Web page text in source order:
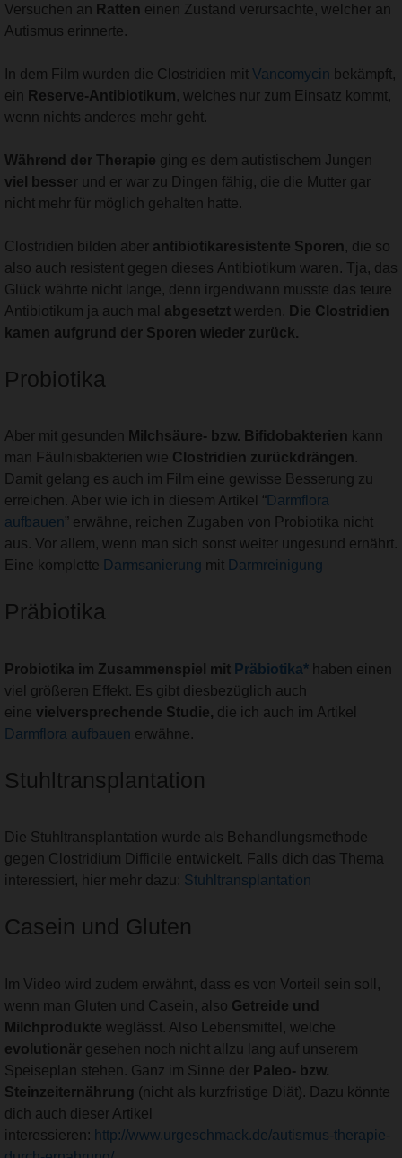
Versuchen an Ratten einen Zustand verursachte, welcher an
Autismus erinnerte.
In dem Film wurden die Clostridien mit Vancomycin bekämpft,
ein Reserve-Antibiotikum, welches nur zum Einsatz kommt,
wenn nichts anderes mehr geht.
Während der Therapie ging es dem autistischem Jungen
viel besser und er war zu Dingen fähig, die die Mutter gar
nicht mehr für möglich gehalten hatte.
Clostridien bilden aber antibiotikaresistente Sporen , die so
also auch resistent gegen dieses Antibiotikum waren. Tja, das
Glück währte nicht lange, denn irgendwann musste das teure
Antibiotikum ja auch mal abgesetzt werden. Die Clostridien
kamen aufgrund der Sporen wieder zurück.
Probiotika
Aber mit gesunden Milchsäure- bzw. Bifidobakterien kann
man Fäulnisbakterien wie Clostridien zurückdrängen .
Damit gelang es auch im Film eine gewisse Besserung zu
erreichen. Aber wie ich in diesem Artikel “ Darmflora
aufbauen” erwähne, reichen Zugaben von Probiotika nicht
aus. Vor allem, wenn man sich sonst weiter ungesund ernährt.
Eine komplette Darmsanierung mit Darmreinigung
Präbiotika
Probiotika im Zusammenspiel mit Präbiotika* haben einen
viel größeren Effekt. Es gibt diesbezüglich auch
eine vielversprechende Studie, die ich auch im Artikel
Darmflora aufbauen erwähne.
Stuhltransplantation
Die Stuhltransplantation wurde als Behandlungsmethode
gegen Clostridium Difficile entwickelt. Falls dich das Thema
interessiert, hier mehr dazu: Stuhltransplantation
Casein und Gluten
Im Video wird zudem erwähnt, dass es von Vorteil sein soll,
wenn man Gluten und Casein, also Getreide und
Milchprodukte weglässt. Also Lebensmittel, welche
evolutionär gesehen noch nicht allzu lang auf unserem
Speiseplan stehen. Ganz im Sinne der Paleo- bzw.
Steinzeiternährung (nicht als kurzfristige Diät). Dazu könnte
dich auch dieser Artikel
interessieren: http://www.urgeschmack.de/autismus-therapie-